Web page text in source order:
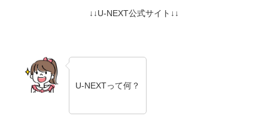
↓↓U-NEXT公式サイト↓↓
U-NEXTって何？